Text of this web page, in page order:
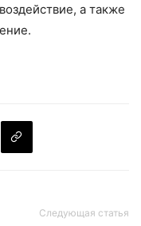
а также
Следующая статья